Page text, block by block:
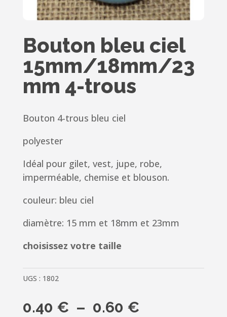
Bouton bleu ciel
15mm/18mm/23
mm 4-trous
Bouton 4-trous bleu ciel
polyester
Idéal pour gilet, vest, jupe, robe,
imperméable, chemise et blouson.
couleur: bleu ciel
diamètre: 15 mm et 18mm et 23mm
choisissez votre taille
UGS : 1802
0.40 € – 0.60 €Plage